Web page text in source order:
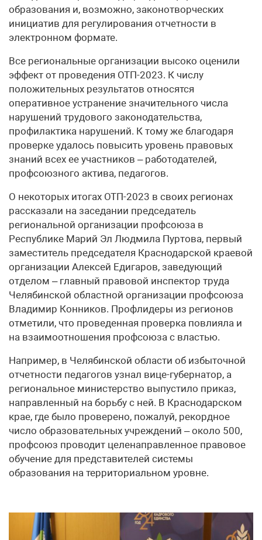
образования и, возможно, законотворческих
инициатив для регулирования отчетности в
электронном формате.
Все региональные организации высоко оценили
эффект от проведения ОТП-2023. К числу
положительных результатов относятся
оперативное устранение значительного числа
нарушений трудового законодательства,
профилактика нарушений. К тому же благодаря
проверке удалось повысить уровень правовых
знаний всех ее участников – работодателей,
профсоюзного актива, педагогов.
О некоторых итогах ОТП-2023 в своих регионах
рассказали на заседании председатель
региональной организации профсоюза в
Республике Марий Эл Людмила Пуртова, первый
заместитель председателя Краснодарской краевой
организации Алексей Едигаров, заведующий
отделом – главный правовой инспектор труда
Челябинской областной организации профсоюза
Владимир Конников. Профлидеры из регионов
отметили, что проведенная проверка повлияла и
на взаимоотношения профсоюза с властью.
Например, в Челябинской области об избыточной
отчетности педагогов узнал вице-губернатор, а
региональное министерство выпустило приказ,
направленный на борьбу с ней. В Краснодарском
крае, где было проверено, пожалуй, рекордное
число образовательных учреждений – около 500,
профсоюз проводит целенаправленное правовое
обучение для представителей системы
образования на территориальном уровне.